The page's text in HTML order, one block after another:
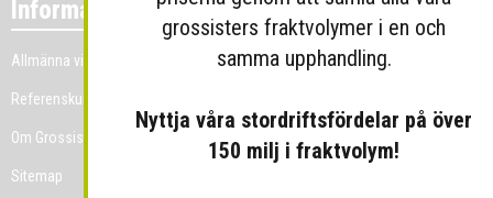
Information
Allmänna villkor
Referenskunder
Om Grossist.se
Sitemap
grossisters fraktvolymer i en och
samma upphandling.
Nyttja våra stordriftsfördelar på över
150 milj i fraktvolym!